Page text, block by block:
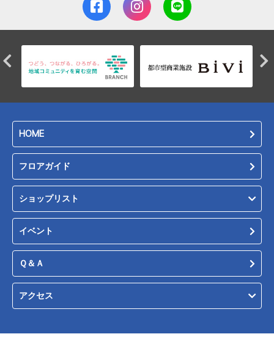
HOME
フロアガイド
ショップリスト
イベント
Ｑ＆Ａ
アクセス